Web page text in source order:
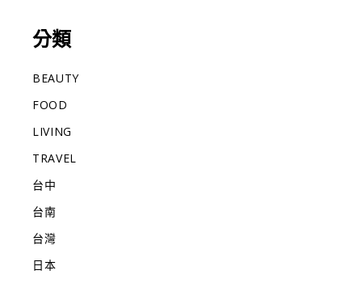
分類
BEAUTY
FOOD
LIVING
TRAVEL
台中
台南
台灣
日本